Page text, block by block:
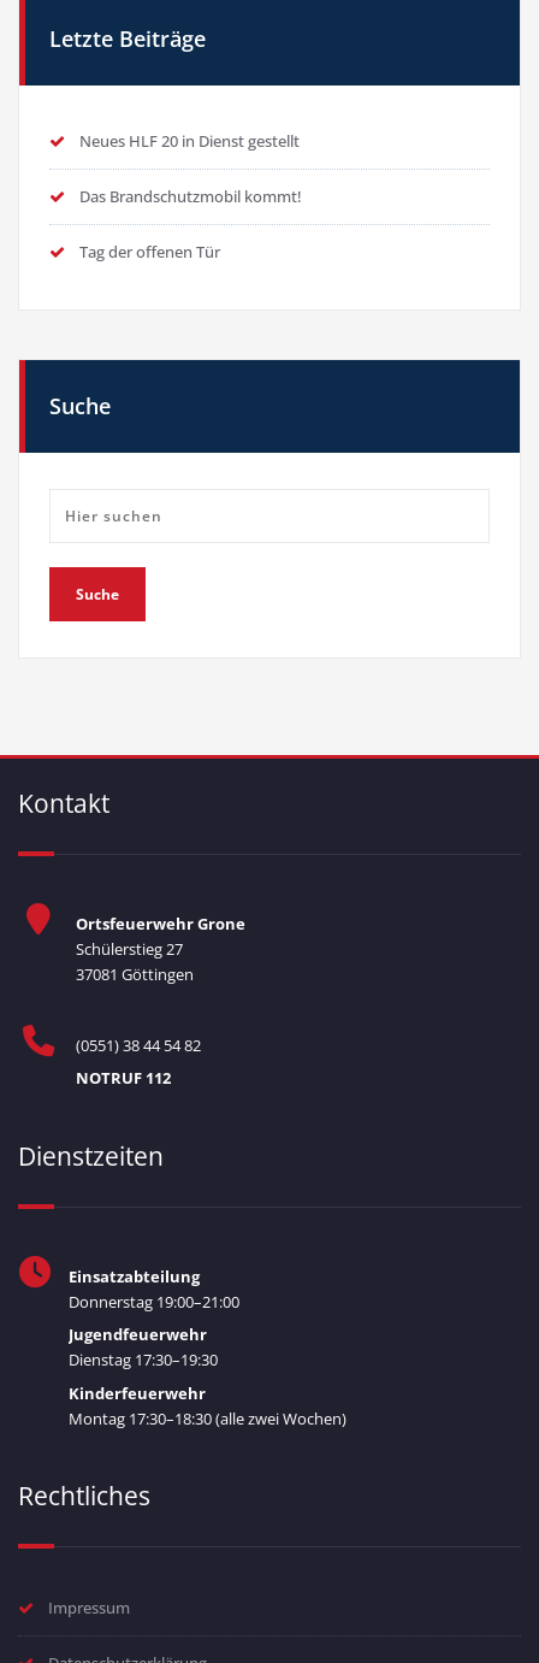
Letzte Beiträge
Neues HLF 20 in Dienst gestellt
Das Brandschutzmobil kommt!
Tag der offenen Tür
Suche
Kontakt
Ortsfeuerwehr Grone
Schülerstieg 27
37081 Göttingen
(0551) 38 44 54 82
NOTRUF 112
Dienstzeiten
Einsatzabteilung
Donnerstag 19:00–21:00
Jugendfeuerwehr
Dienstag 17:30–19:30
Kinderfeuerwehr
Montag 17:30–18:30 (alle zwei Wochen)
Rechtliches
Impressum